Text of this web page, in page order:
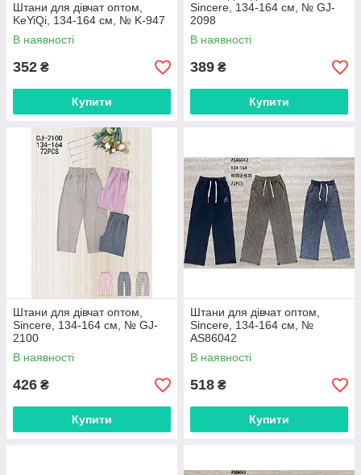
Штани для дівчат оптом,
KeYiQi, 134-164 см, № K-947
В наявності
352 ₴
Купити
Sincere, 134-164 см, № GJ-
2098
В наявності
389 ₴
Купити
Штани для дівчат оптом,
Sincere, 134-164 см, № GJ-
2100
В наявності
426 ₴
Купити
Штани для дівчат оптом,
Sincere, 134-164 см, №
AS86042
В наявності
518 ₴
Купити